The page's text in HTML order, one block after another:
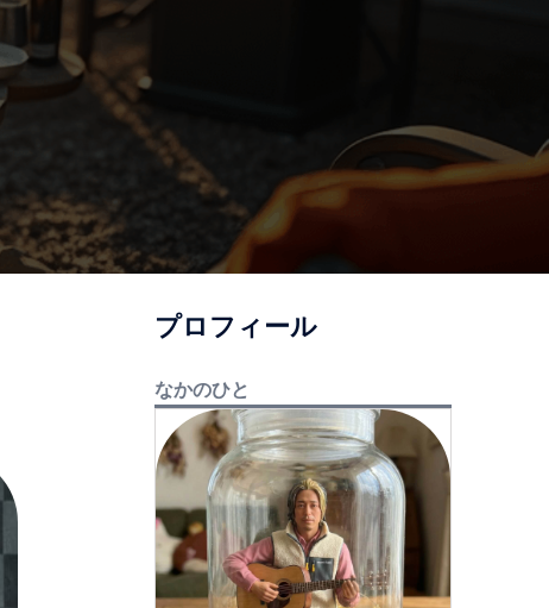
プロフィール
なかのひと